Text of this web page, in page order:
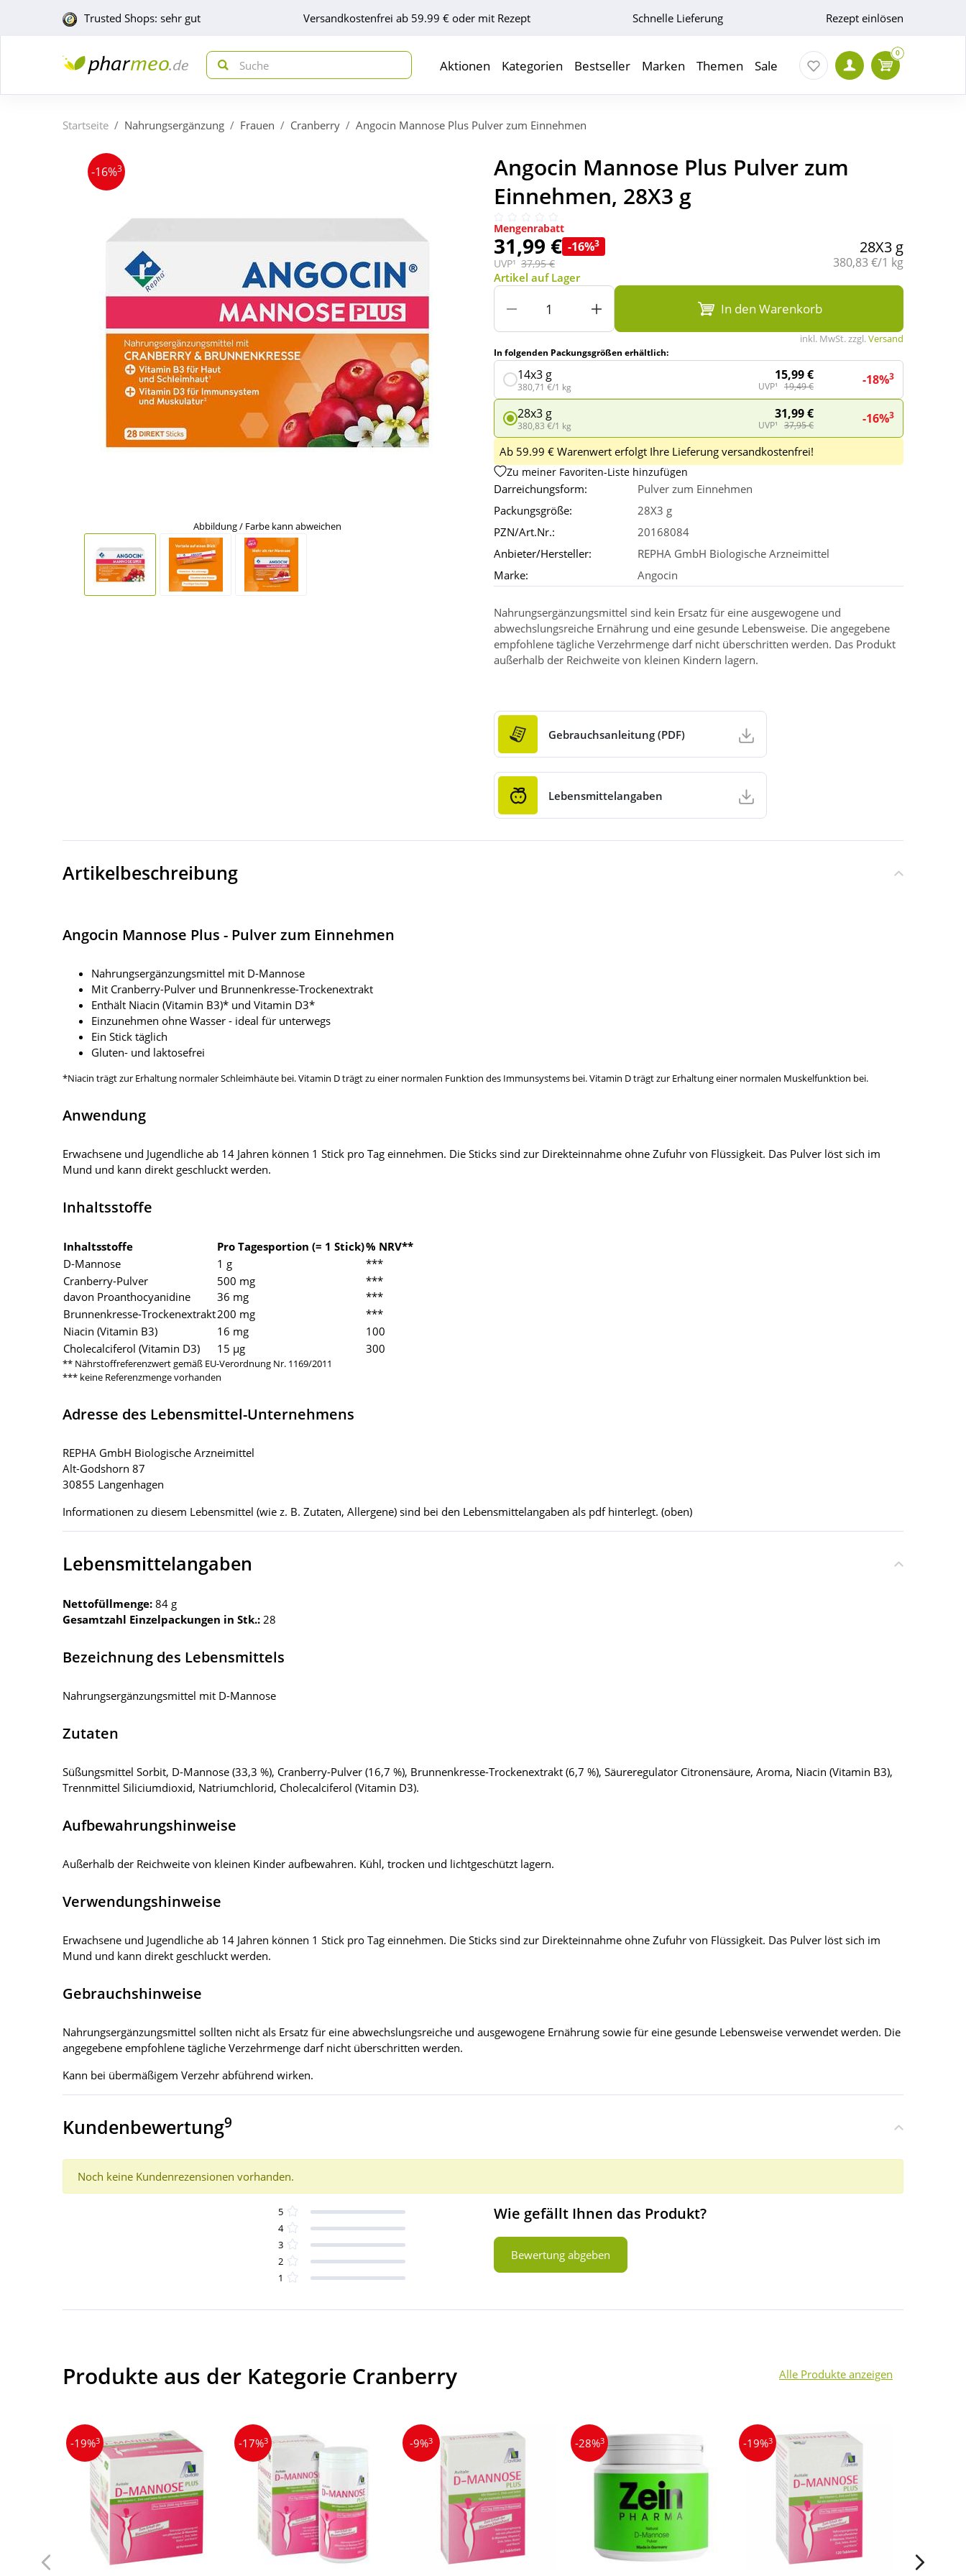
Trusted Shops: sehr gut Versandkostenfrei ab 59.99 € oder mit Rezept Schnelle Lieferung Rezept einlösen
Aktionen Kategorien Bestseller Marken Themen Sale
0
Startseite Nahrungsergänzung Frauen Cranberry Angocin Mannose Plus Pulver zum Einnehmen
-16%3
Abbildung / Farbe kann abweichen
Angocin Mannose Plus Pulver zum
Einnehmen, 28X3 g
Mengenrabatt
31,99 € -16%3
UVP¹ 37,95 €
28X3 g
Grundpreis:
380,83 €/1 kg
Artikel auf Lager
In den Warenkorb
inkl. MwSt. zzgl.Versand
In folgenden Packungsgrößen erhältlich:
14x3 g
380,71 €/1 kg
15,99 €
UVP¹ 19,49 € -18%3
28x3 g
380,83 €/1 kg
31,99 €
UVP¹ 37,95 € -16%3
Ab 59.99 € Warenwert erfolgt Ihre Lieferung versandkostenfrei!
Zu meiner Favoriten-Liste hinzufügen
Darreichungsform:
Pulver zum Einnehmen
Packungsgröße:
28X3 g
PZN/Art.Nr.:
20168084
Anbieter/Hersteller:
REPHA GmbH Biologische Arzneimittel
Marke:
Angocin
Nahrungsergänzungsmittel sind kein Ersatz für eine ausgewogene und
abwechslungsreiche Ernährung und eine gesunde Lebensweise. Die angegebene
empfohlene tägliche Verzehrmenge darf nicht überschritten werden. Das Produkt
außerhalb der Reichweite von kleinen Kindern lagern.
Gebrauchsanleitung (PDF)
Lebensmittelangaben
Artikelbeschreibung
Angocin Mannose Plus - Pulver zum Einnehmen
Nahrungsergänzungsmittel mit D-Mannose
Mit Cranberry-Pulver und Brunnenkresse-Trockenextrakt
Enthält Niacin (Vitamin B3)* und Vitamin D3*
Einzunehmen ohne Wasser - ideal für unterwegs
Ein Stick täglich
Gluten- und laktosefrei
*Niacin trägt zur Erhaltung normaler Schleimhäute bei. Vitamin D trägt zu einer normalen Funktion des Immunsystems bei. Vitamin D trägt zur Erhaltung einer normalen Muskelfunktion bei.
Anwendung
Erwachsene und Jugendliche ab 14 Jahren können 1 Stick pro Tag einnehmen. Die Sticks sind zur Direkteinnahme ohne Zufuhr von Flüssigkeit. Das Pulver löst sich im
Mund und kann direkt geschluckt werden.
Inhaltsstoffe
Inhaltsstoffe Pro Tagesportion (= 1 Stick)% NRV**
D-Mannose
1 g
***
Cranberry-Pulver
davon Proanthocyanidine
500 mg
36 mg
***
***
Brunnenkresse-Trockenextrakt200 mg
***
Niacin (Vitamin B3)
16 mg
100
Cholecalciferol (Vitamin D3)
15 µg 300
** Nährstoffreferenzwert gemäß EU-Verordnung Nr. 1169/2011
*** keine Referenzmenge vorhanden
Adresse des Lebensmittel-Unternehmens
REPHA GmbH Biologische Arzneimittel
Alt-Godshorn 87
30855 Langenhagen
Informationen zu diesem Lebensmittel (wie z. B. Zutaten, Allergene) sind bei den Lebensmittelangaben als pdf hinterlegt. (oben)
Lebensmittelangaben
Nettofüllmenge: 84 g
Gesamtzahl Einzelpackungen in Stk.: 28
Bezeichnung des Lebensmittels
Nahrungsergänzungsmittel mit D-Mannose
Zutaten
Süßungsmittel Sorbit, D-Mannose (33,3 %), Cranberry-Pulver (16,7 %), Brunnenkresse-Trockenextrakt (6,7 %), Säureregulator Citronensäure, Aroma, Niacin (Vitamin B3),
Trennmittel Siliciumdioxid, Natriumchlorid, Cholecalciferol (Vitamin D3).
Aufbewahrungshinweise
Außerhalb der Reichweite von kleinen Kinder aufbewahren. Kühl, trocken und lichtgeschützt lagern.
Verwendungshinweise
Erwachsene und Jugendliche ab 14 Jahren können 1 Stick pro Tag einnehmen. Die Sticks sind zur Direkteinnahme ohne Zufuhr von Flüssigkeit. Das Pulver löst sich im
Mund und kann direkt geschluckt werden.
Gebrauchshinweise
Nahrungsergänzungsmittel sollten nicht als Ersatz für eine abwechslungsreiche und ausgewogene Ernährung sowie für eine gesunde Lebensweise verwendet werden. Die
angegebene empfohlene tägliche Verzehrmenge darf nicht überschritten werden.
Kann bei übermäßigem Verzehr abführend wirken.
Kundenbewertung9
Noch keine Kundenrezensionen vorhanden.
5
4
3
2
1
Wie gefällt Ihnen das Produkt?
Bewertung abgeben
Produkte aus der Kategorie Cranberry Alle Produkte anzeigen
-19%3 -17%3 -9%3 -28%3 -19%3